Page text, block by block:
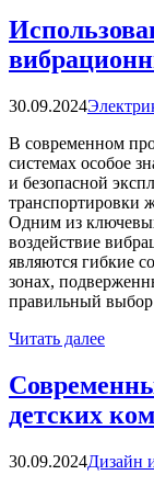
30.09.2024
В современном
системах особое
и безопасной
транспортировки
Одним из
воздействие
являются гибкие
зонах,
правильный
Читать далее
детских
30.09.2024Дизайн